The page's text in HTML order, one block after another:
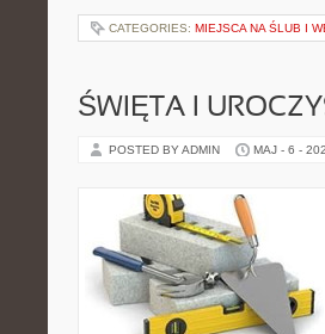
CATEGORIES: MIEJSCA NA ŚLUB I
ŚWIĘTA I
POSTED BY ADMIN MAJ - 6 -